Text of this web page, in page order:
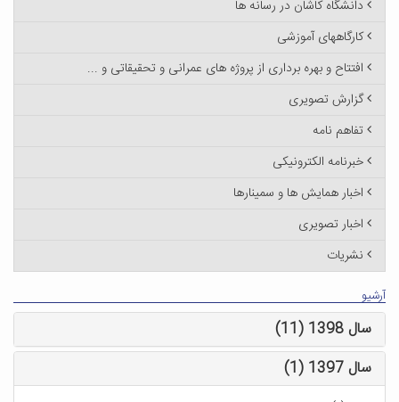
دانشگاه کاشان در رسانه ها
کارگاههای آموزشی
افتتاح و بهره برداری از پروژه های عمرانی و تحقیقاتی و ...
گزارش تصویری
تفاهم نامه
خبرنامه الکترونیکی
اخبار همایش ها و سمینارها
اخبار تصویری
نشریات
آرشیو
سال 1398 (11)
سال 1397 (1)